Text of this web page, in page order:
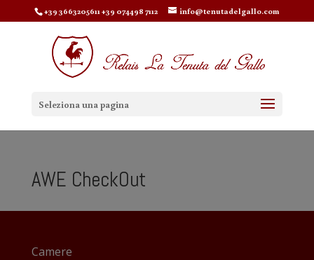
+39 3663205611 +39 074498 7112 info@tenutadelgallo.com
Seleziona una pagina
AWE CheckOut
Camere